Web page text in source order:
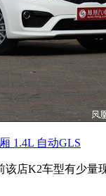
1.4L 自动GLS
该店K2车型有少量